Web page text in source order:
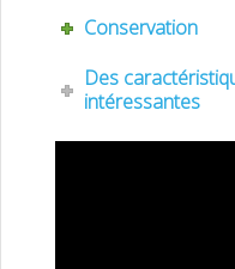
Conservation
Des
intéressantes